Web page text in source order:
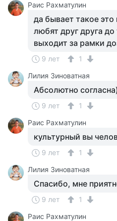
Раис Рахматулин
да бывает такое
любят друг друга до
выходит за рамки
9 лет
1
Лилия Зиноватная
Абсолютно
9 лет
1
Раис Рахматулин
культурный вы
9 лет
1
Лилия Зиноватная
Спасибо, мне
9 лет
1
Раис Рахматулин